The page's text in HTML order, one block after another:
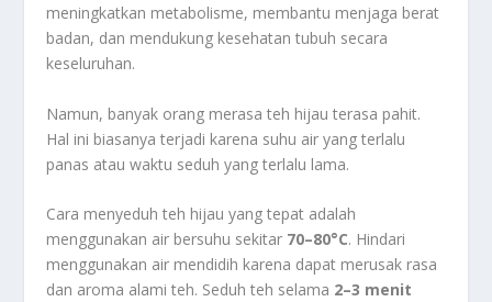
meningkatkan metabolisme, membantu menjaga berat
badan, dan mendukung kesehatan tubuh secara
keseluruhan.
Namun, banyak orang merasa teh hijau terasa pahit.
Hal ini biasanya terjadi karena suhu air yang terlalu
panas atau waktu seduh yang terlalu lama.
Cara menyeduh teh hijau yang tepat adalah
menggunakan air bersuhu sekitar 70–80°C. Hindari
menggunakan air mendidih karena dapat merusak rasa
dan aroma alami teh. Seduh teh selama 2–3 menit